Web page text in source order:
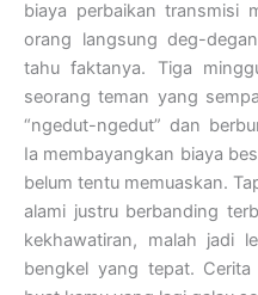
biaya perbaikan transmisi
orang langsung deg-
tahu faktanya. Tiga
seorang teman yang
“ngedut-ngedut” dan
Ia membayangkan biaya
belum tentu memuaskan.
alami justru berbanding
kekhawatiran, malah jadi
bengkel yang tepat.